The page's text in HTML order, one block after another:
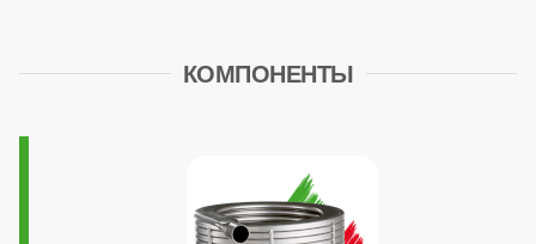
МОНТАЖ И НАСТРОЙКА
КОМПОНЕНТЫ